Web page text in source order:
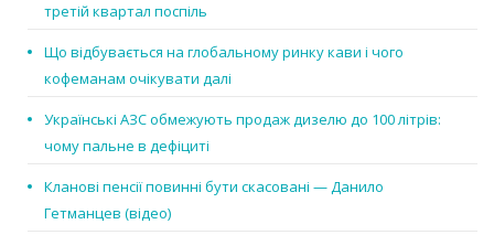
третій квартал поспіль
Що відбувається на глобальному ринку кави і чого
кофеманам очікувати далі
Українські АЗС обмежують продаж дизелю до 100 літрів:
чому пальне в дефіциті
Кланові пенсії повинні бути скасовані — Данило
Гетманцев (відео)